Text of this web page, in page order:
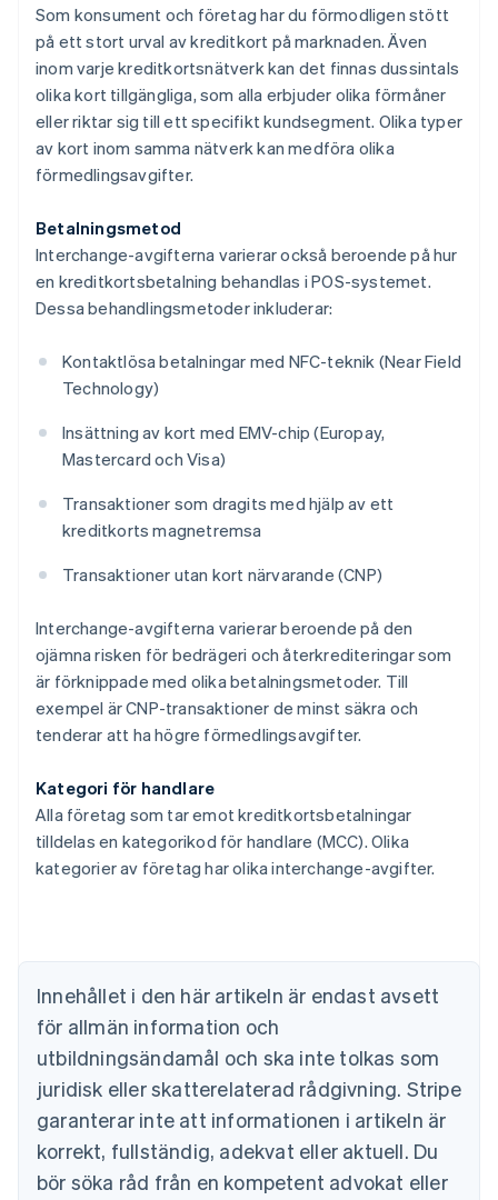
Som konsument och företag har du förmodligen stött
på ett stort urval av kreditkort på marknaden. Även
inom varje kreditkortsnätverk kan det finnas dussintals
olika kort tillgängliga, som alla erbjuder olika förmåner
eller riktar sig till ett specifikt kundsegment. Olika typer
av kort inom samma nätverk kan medföra olika
förmedlingsavgifter.
Betalningsmetod
Interchange-avgifterna varierar också beroende på hur
en kreditkortsbetalning behandlas i POS-systemet.
Dessa behandlingsmetoder inkluderar:
Kontaktlösa betalningar med NFC-teknik (Near Field
Technology)
Insättning av kort med EMV-chip (Europay,
Mastercard och Visa)
Transaktioner som dragits med hjälp av ett
kreditkorts magnetremsa
Transaktioner utan kort närvarande (CNP)
Interchange-avgifterna varierar beroende på den
ojämna risken för bedrägeri och återkrediteringar som
är förknippade med olika betalningsmetoder. Till
exempel är CNP-transaktioner de minst säkra och
tenderar att ha högre förmedlingsavgifter.
Kategori för handlare
Alla företag som tar emot kreditkortsbetalningar
tilldelas en kategorikod för handlare (MCC). Olika
kategorier av företag har olika interchange-avgifter.
Innehållet i den här artikeln är endast avsett
för allmän information och
utbildningsändamål och ska inte tolkas som
juridisk eller skatterelaterad rådgivning. Stripe
garanterar inte att informationen i artikeln är
korrekt, fullständig, adekvat eller aktuell. Du
bör söka råd från en kompetent advokat eller
Australien
English
PortuguêsEnglish
Bulgarien
English
Cypern
English
Danmark
English
Estland
Fastlandskina
简体中文English